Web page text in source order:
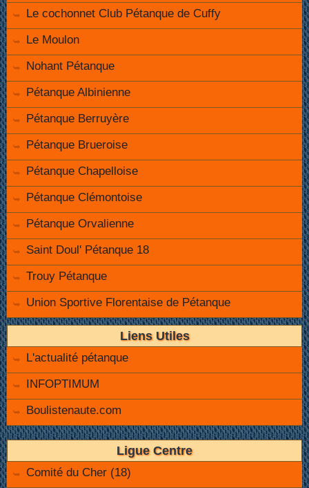
Le cochonnet Club Pétanque de Cuffy
Le Moulon
Nohant Pétanque
Pétanque Albinienne
Pétanque Berruyère
Pétanque Brueroise
Pétanque Chapelloise
Pétanque Clémontoise
Pétanque Orvalienne
Saint Doul' Pétanque 18
Trouy Pétanque
Union Sportive Florentaise de Pétanque
Liens Utiles
L'actualité pétanque
INFOPTIMUM
Boulistenaute.com
Ligue Centre
Comité du Cher (18)